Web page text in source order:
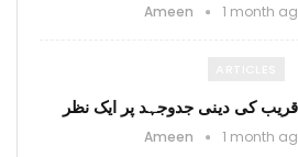
Ameen 1 month
کی دینی جدوجہد پر ایک نظر
Ameen 1 month